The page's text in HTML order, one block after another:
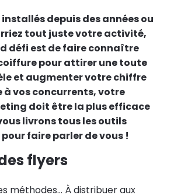
installés depuis des années ou
tout juste votre activité,
défi est de faire connaître
pour attirer une toute
et augmenter votre chiffre
à vos concurrents, votre
doit être la plus efficace
livrons tous les outils
faire parler de vous !
flyers
méthodes… À distribuer aux